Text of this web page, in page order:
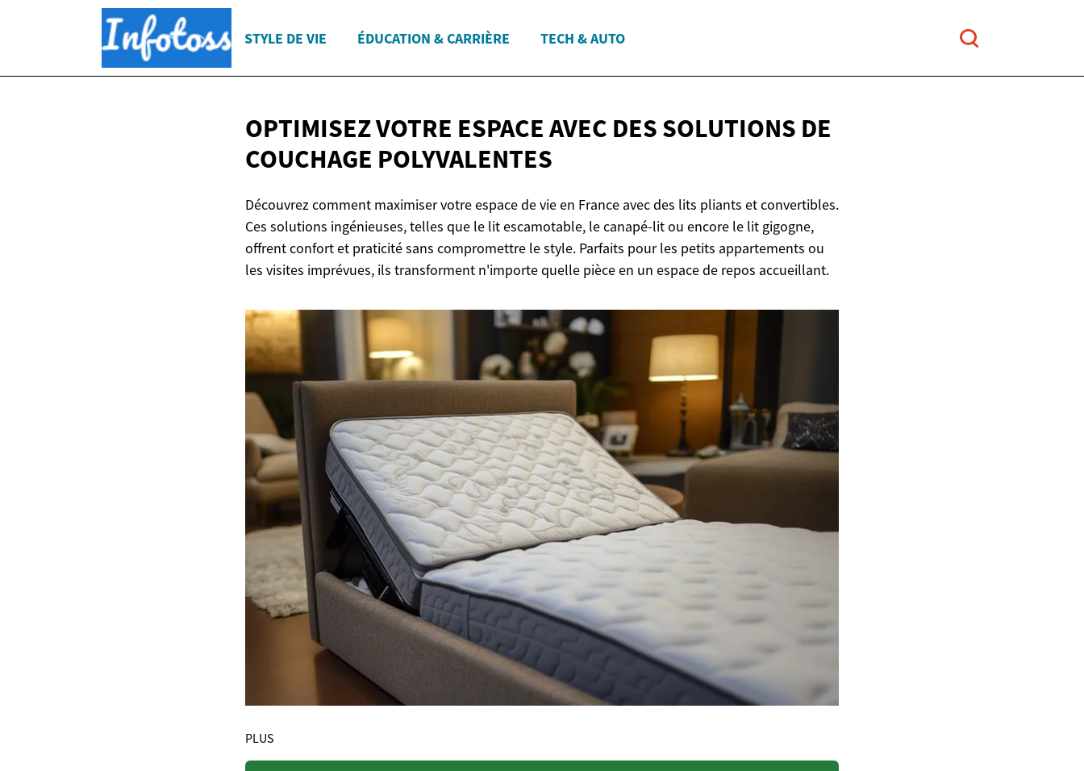
STYLE DE VIE ÉDUCATION & CARRIÈRE TECH & AUTO
OPTIMISEZ VOTRE ESPACE AVEC DES SOLUTIONS DE
COUCHAGE POLYVALENTES
Découvrez comment maximiser votre espace de vie en France avec des lits pliants et convertibles.
Ces solutions ingénieuses, telles que le lit escamotable, le canapé-lit ou encore le lit gigogne,
offrent confort et praticité sans compromettre le style. Parfaits pour les petits appartements ou
les visites imprévues, ils transforment n'importe quelle pièce en un espace de repos accueillant.
PLUS